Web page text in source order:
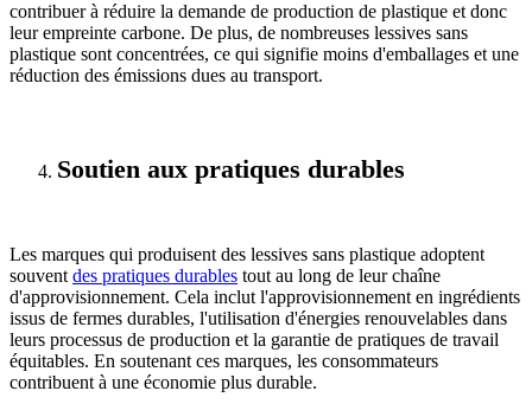
contribuer à réduire la demande de production de plastique et donc
leur empreinte carbone. De plus, de nombreuses lessives sans
plastique sont concentrées, ce qui signifie moins d'emballages et une
réduction des émissions dues au transport.
Soutien aux pratiques durables
Les marques qui produisent des lessives sans plastique adoptent
souvent des pratiques durables tout au long de leur chaîne
d'approvisionnement. Cela inclut l'approvisionnement en ingrédients
issus de fermes durables, l'utilisation d'énergies renouvelables dans
leurs processus de production et la garantie de pratiques de travail
équitables. En soutenant ces marques, les consommateurs
contribuent à une économie plus durable.